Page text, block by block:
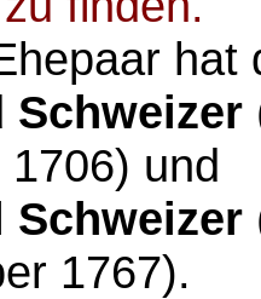
hat
Schweizer
und
Schweizer
1767).